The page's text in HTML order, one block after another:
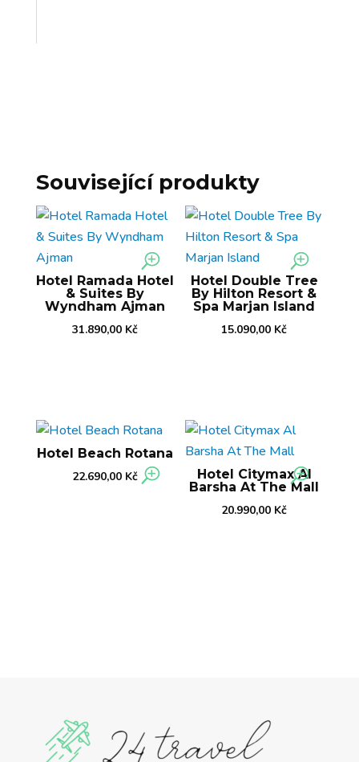
Související produkty
Hotel Ramada Hotel
& Suites By
Wyndham Ajman
31.890,00 Kč
Hotel Double Tree
By Hilton Resort &
Spa Marjan Island
15.090,00 Kč
Hotel Beach Rotana
22.690,00 Kč
Hotel Citymax Al
Barsha At The Mall
20.990,00 Kč